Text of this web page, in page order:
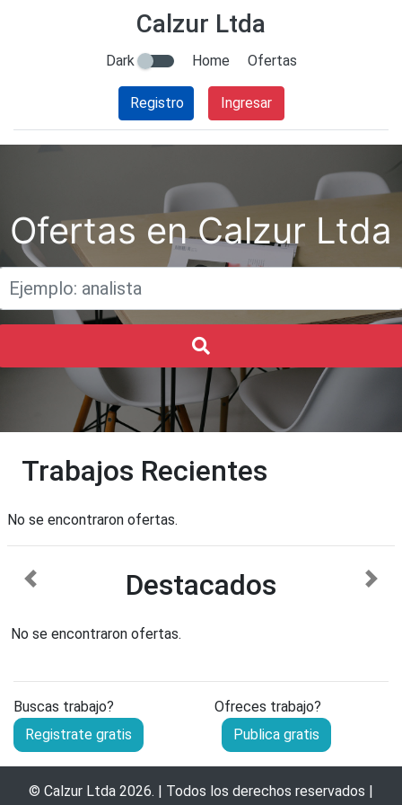
Calzur Ltda
Dark Home Ofertas
Registro Ingresar
Ofertas en Calzur Ltda
Trabajos Recientes
No se encontraron ofertas.
Destacados
anterior
No se encontraron ofertas.
Buscas trabajo?
Registrate gratis
Ofreces trabajo?
Publica gratis
© Calzur Ltda 2026. | Todos los derechos reservados |